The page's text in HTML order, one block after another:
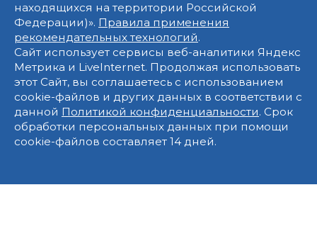
находящихся на территории Российской
Федерации)». Правила применения
рекомендательных технологий.
Сайт использует сервисы веб-аналитики Яндекс
Метрика и LiveInternet. Продолжая использовать
этот Сайт, вы соглашаетесь с использованием
cookie-файлов и других данных в соответствии с
данной Политикой конфиденциальности. Срок
обработки персональных данных при помощи
cookie-файлов составляет 14 дней.